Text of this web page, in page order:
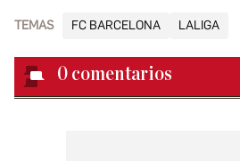
TEMAS FC BARCELONA LALIGA
0 comentarios